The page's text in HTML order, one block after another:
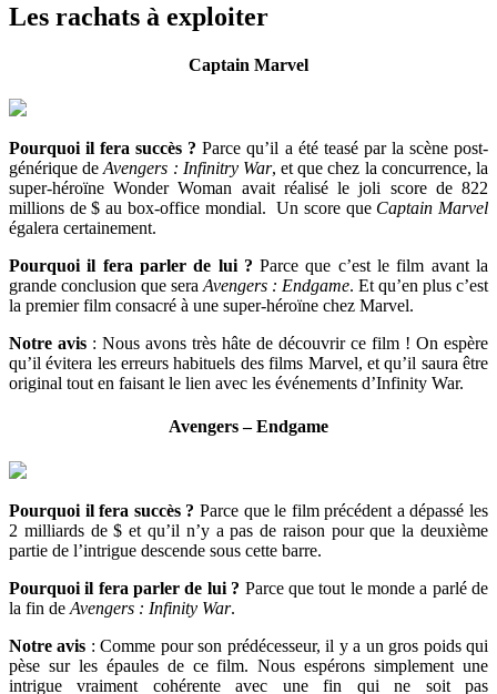
Les rachats à exploiter
Captain Marvel
Pourquoi il fera succès ? Parce qu’il a été teasé par la scène post-
générique deAvengers : Infinitry War, et que chez la concurrence, la
super-héroïne Wonder Woman avait réalisé le joli score de 822
millions de $ au box-office mondial. Un score que Captain Marvel
égalera certainement.
Pourquoi il fera parler de lui ? Parce que c’est le film avant la
grande conclusion que sera Avengers : Endgame. Et qu’en plus c’est
la premier film consacré à une super-héroïne chez Marvel.
Notre avis : Nous avons très hâte de découvrir ce film ! On espère
qu’il évitera les erreurs habituels des films Marvel, et qu’il saura être
original tout en faisant le lien avec les événements d’Infinity War.
Avengers – Endgame
Pourquoi il fera succès ? Parce que le film précédent a dépassé les
2 milliards de $ et qu’il n’y a pas de raison pour que la deuxième
partie de l’intrigue descende sous cette barre.
Pourquoi il fera parler de lui ? Parce que tout le monde a parlé de
la fin de Avengers : Infinity War.
Notre avis : Comme pour son prédécesseur, il y a un gros poids qui
pèse sur les épaules de ce film. Nous espérons simplement une
intrigue vraiment cohérente avec une fin qui ne soit pas